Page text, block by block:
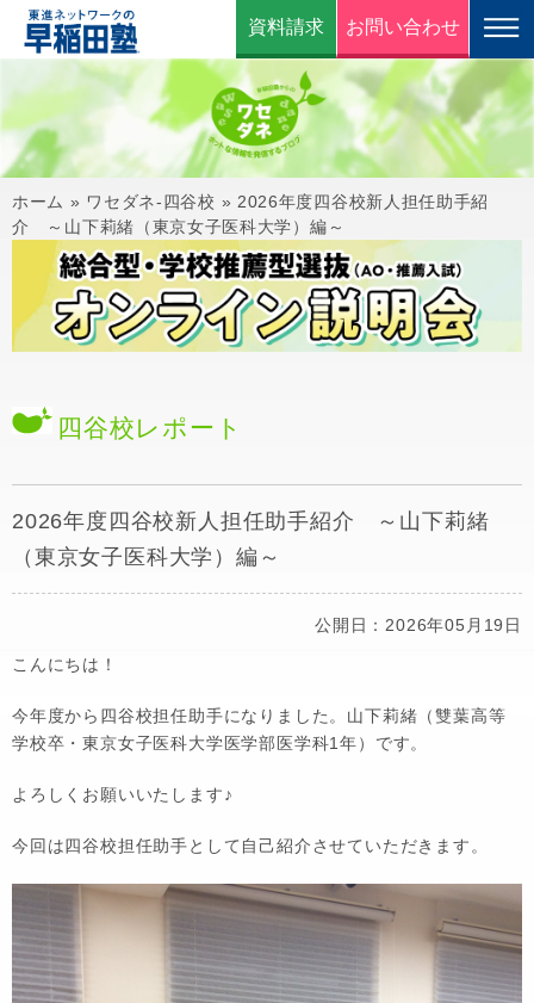
資料請求 お問い合わせ
ホーム » ワセダネ-四谷校 » 2026年度四谷校新人担任助手紹
介 ～山下莉緒（東京女子医科大学）編～
四谷校レポート
2026年度四谷校新人担任助手紹介 ～山下莉緒
（東京女子医科大学）編～
公開日：2026年05月19日
こんにちは！
今年度から四谷校担任助手になりました。山下莉緒（雙葉高等
学校卒・東京女子医科大学医学部医学科1年）です。
よろしくお願いいたします♪
今回は四谷校担任助手として自己紹介させていただきます。